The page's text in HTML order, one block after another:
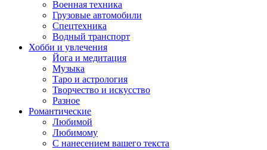
Военная техника
Грузовые автомобили
Спецтехника
Водный транспорт
Хобби и увлечения
Йога и медитация
Музыка
Таро и астрология
Творчество и искусство
Разное
Романтические
Любимой
Любимому
С нанесением вашего текста